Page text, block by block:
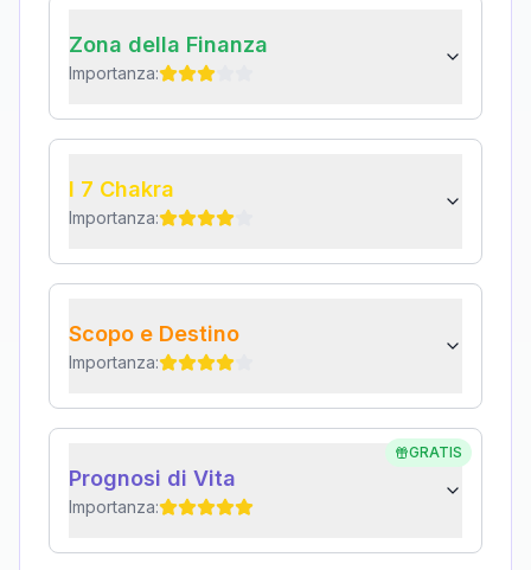
Zona della Finanza
Importanza:
I 7 Chakra
Importanza:
Scopo e Destino
Importanza:
GRATIS
Prognosi di Vita
Importanza: